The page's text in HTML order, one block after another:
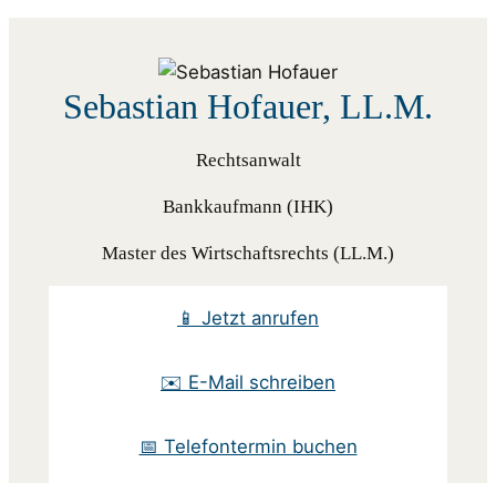
Sebastian Hofauer, LL.M.
Rechtsanwalt
Bankkaufmann (IHK)
Master des Wirtschaftsrechts (LL.M.)
📱 Jetzt anrufen
✉️ E-Mail schreiben
📅 Telefontermin buchen